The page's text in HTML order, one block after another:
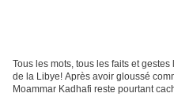
Tous les mots, tous les faits et
de la Libye! Après avoir gloussé
Moammar Kadhafi reste pourtant